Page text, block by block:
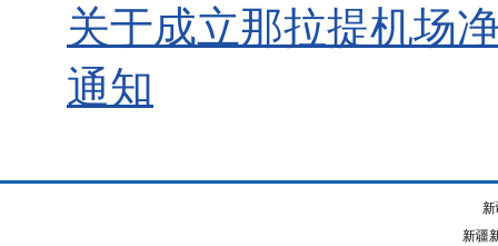
关于成立那拉提机场
通知
新疆